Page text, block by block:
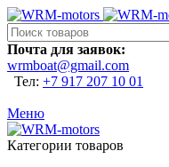
Почта для заявок:
wrmboat@gmail.com
Тел: +7 917 207 10 01
Меню
Категории товаров